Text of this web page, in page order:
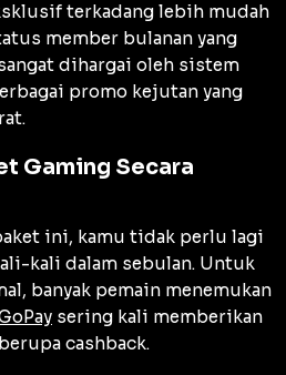
terkadang lebih mudah
member bulanan yang
dihargai oleh sistem
promo kejutan yang
Gaming Secara
ini, kamu tidak perlu lagi
kali dalam sebulan. Untuk
banyak pemain menemukan
sering kali memberikan
cashback.